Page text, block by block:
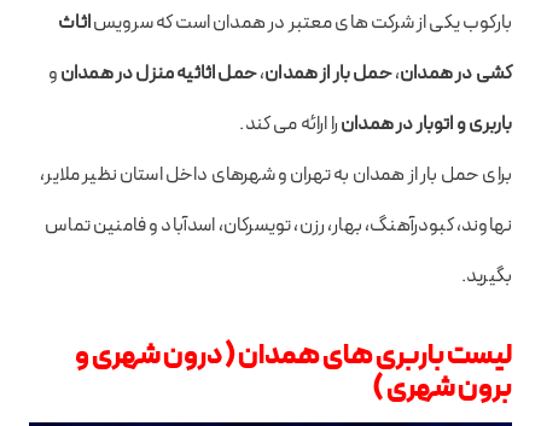
بارکوب یکی از شرکت های معتبر در همدان است که سرویساثاث
کشی در همدان،حمل بار از همدان،حمل اثاثیه منزل در همدانو
باربری و اتوبار در همدانرا ارائه می کند.
برای حمل بار از همدان به تهران و شهرهای داخل استان نظیر ملایر،
نهاوند، کبودرآهنگ، بهار، رزن، تویسرکان، اسدآباد و فامنین تماس
بگیرید.
لیست باربری های همدان ( درون شهری و
برون شهری )